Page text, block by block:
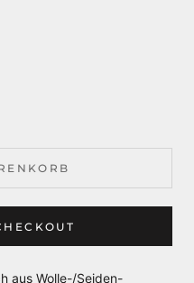
aus Wolle-/Seiden-